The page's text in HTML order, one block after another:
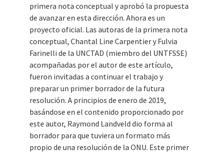
primera nota conceptual y aprobó la propuesta
de avanzar en esta dirección. Ahora es un
proyecto oficial. Las autoras de la primera nota
conceptual, Chantal Line Carpentier y Fulvia
Farinelli de la UNCTAD (miembro del UNTFSSE)
acompañadas por el autor de este artículo,
fueron invitadas a continuar el trabajo y
preparar un primer borrador de la futura
resolución. A principios de enero de 2019,
basándose en el contenido proporcionado por
este autor, Raymond Landveld dio forma al
borrador para que tuviera un formato más
propio de una resolución de la ONU. Este primer